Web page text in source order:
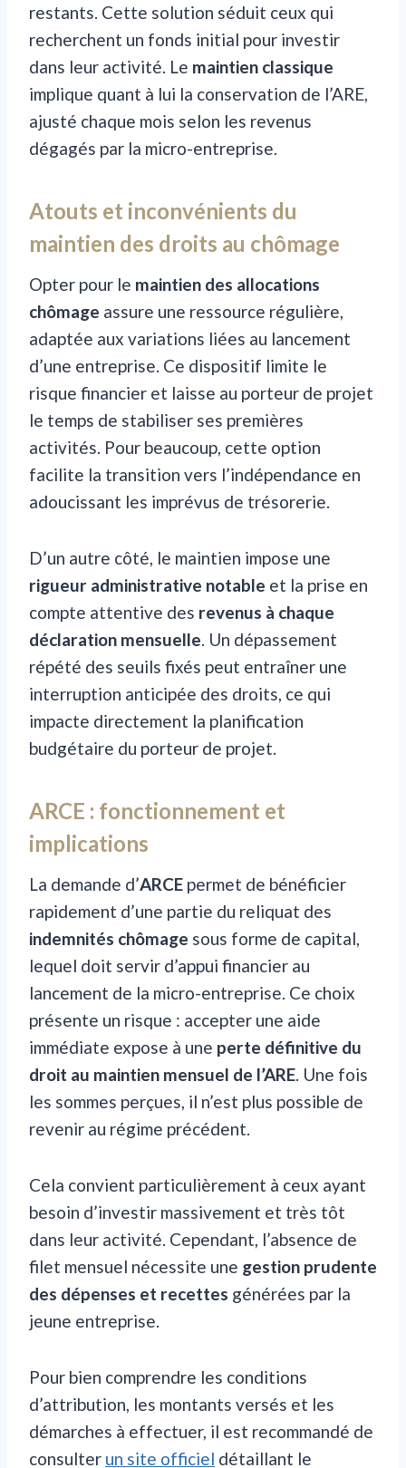
restants. Cette solution séduit ceux qui
recherchent un fonds initial pour investir
dans leur activité. Le maintien classique
implique quant à lui la conservation de l’ARE,
ajusté chaque mois selon les revenus
dégagés par la micro-entreprise.
Atouts et inconvénients du
maintien des droits au chômage
Opter pour le maintien des allocations
chômage assure une ressource régulière,
adaptée aux variations liées au lancement
d’une entreprise. Ce dispositif limite le
risque financier et laisse au porteur de projet
le temps de stabiliser ses premières
activités. Pour beaucoup, cette option
facilite la transition vers l’indépendance en
adoucissant les imprévus de trésorerie.
D’un autre côté, le maintien impose une
rigueur administrative notable et la prise en
compte attentive des revenus à chaque
déclaration mensuelle. Un dépassement
répété des seuils fixés peut entraîner une
interruption anticipée des droits, ce qui
impacte directement la planification
budgétaire du porteur de projet.
ARCE : fonctionnement et
implications
La demande d’ARCE permet de bénéficier
rapidement d’une partie du reliquat des
indemnités chômage sous forme de capital,
lequel doit servir d’appui financier au
lancement de la micro-entreprise. Ce choix
présente un risque : accepter une aide
immédiate expose à une perte définitive du
droit au maintien mensuel de l’ARE. Une fois
les sommes perçues, il n’est plus possible de
revenir au régime précédent.
Cela convient particulièrement à ceux ayant
besoin d’investir massivement et très tôt
dans leur activité. Cependant, l’absence de
filet mensuel nécessite une gestion prudente
des dépenses et recettes générées par la
jeune entreprise.
Pour bien comprendre les conditions
d’attribution, les montants versés et les
démarches à effectuer, il est recommandé de
consulter un site officiel détaillant le